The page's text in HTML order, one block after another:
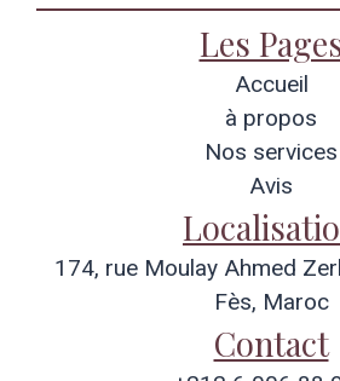
Les
Accueil
à propos
Nos services
Avis
174, rue Moulay Ahmed
Fès, Maroc
Contact